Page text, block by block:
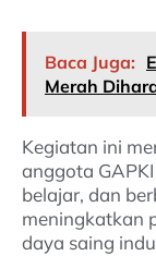
Baca Juga:
Merah
Kegiatan ini
anggota
belajar, dan
meningkatkan
daya saing